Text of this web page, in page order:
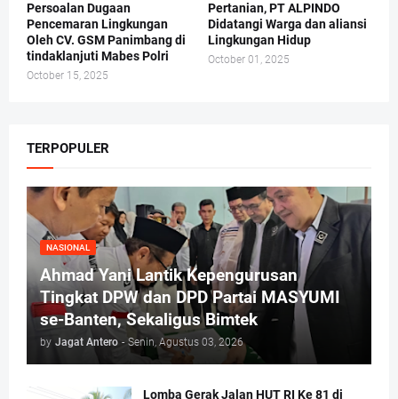
Persoalan Dugaan
Pencemaran Lingkungan
Oleh CV. GSM Panimbang di
tindaklanjuti Mabes Polri
October 15, 2025
Pertanian, PT ALPINDO
Didatangi Warga dan aliansi
Lingkungan Hidup
October 01, 2025
TERPOPULER
NASIONAL
Ahmad Yani Lantik Kepengurusan
Tingkat DPW dan DPD Partai MASYUMI
se-Banten, Sekaligus Bimtek
by Jagat Antero - Senin, Agustus 03, 2026
Lomba Gerak Jalan HUT RI Ke 81 di